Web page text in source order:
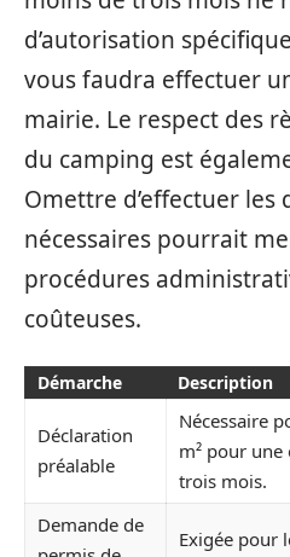
d’autorisation
vous faudra effectuer
mairie. Le respect des
du camping est
Omettre d’effectuer les
nécessaires pourrait
procédures
coûteuses.
Démarche Description
Déclaration
préalable
Nécessaire
m² pour
trois mois.
Demande de
Exigée pour